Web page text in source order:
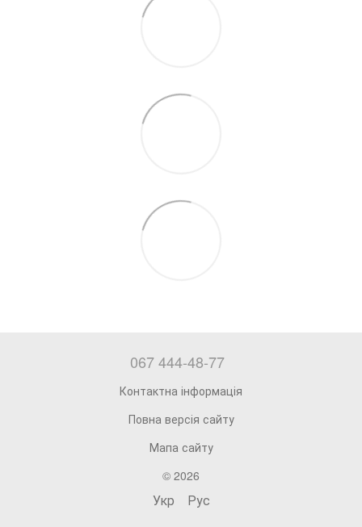
067 444-48-77
Контактна інформація
Повна версія сайту
Мапа сайту
© 2026
Укр Рус